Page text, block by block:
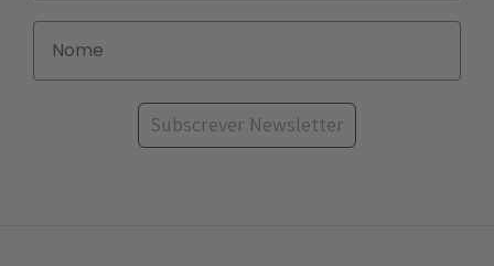
Subscrever Newsletter